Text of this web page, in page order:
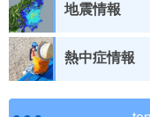
地震情報
熱中症情報